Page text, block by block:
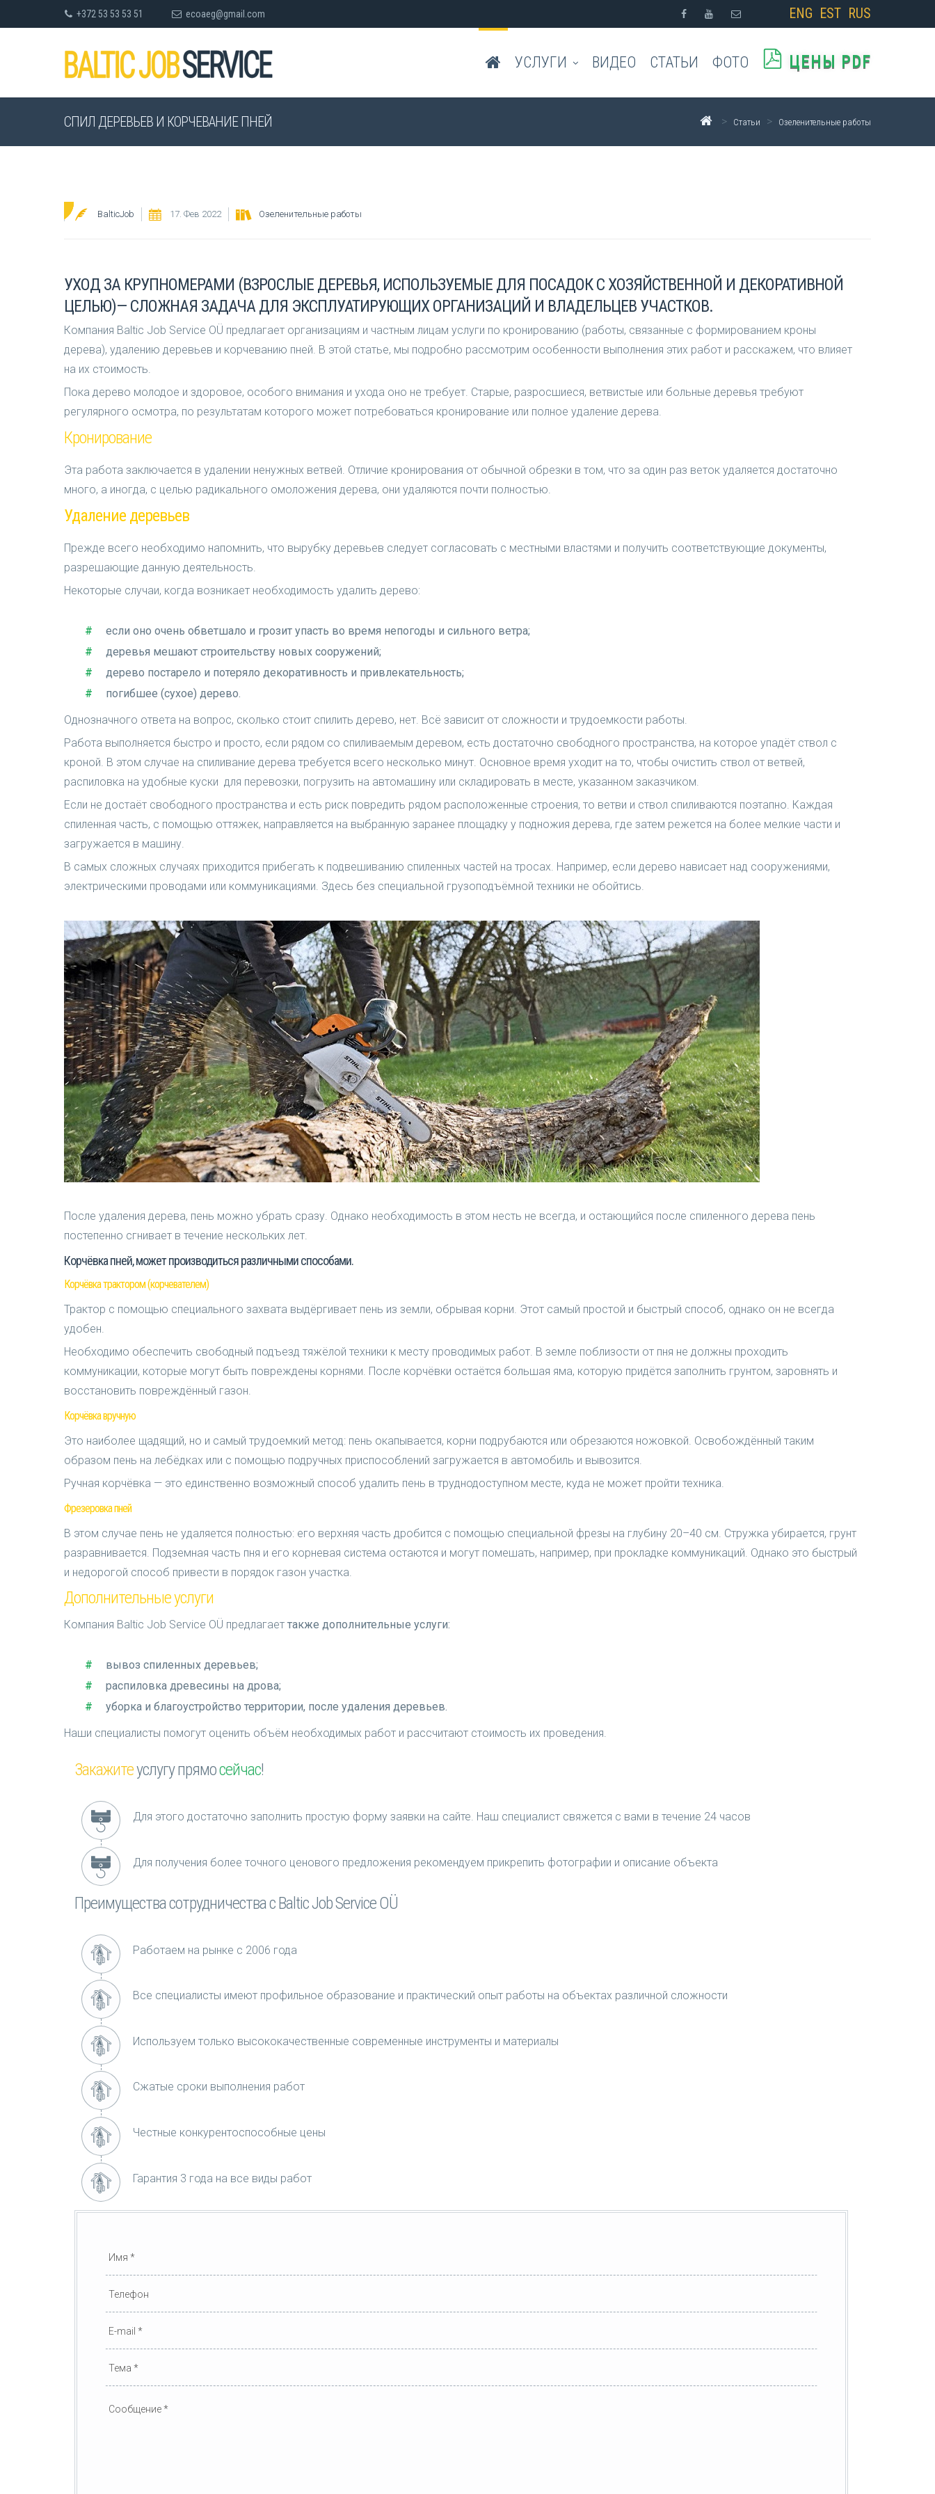
+372 53 53 53 51 ecoaeg@gmail.com RUS
EST
ENG
УСЛУГИ ВИДЕО СТАТЬИ ФОТО ЦЕНЫ PDF
СПИЛ ДЕРЕВЬЕВ И КОРЧЕВАНИЕ ПНЕЙ > Статьи > Озеленительные работы
BalticJob 17. Фев 2022 Озеленительные работы
УХОД ЗА КРУПНОМЕРАМИ (ВЗРОСЛЫЕ ДЕРЕВЬЯ, ИСПОЛЬЗУЕМЫЕ ДЛЯ ПОСАДОК С ХОЗЯЙСТВЕННОЙ И ДЕКОРАТИВНОЙ
ЦЕЛЬЮ)— СЛОЖНАЯ ЗАДАЧА ДЛЯ ЭКСПЛУАТИРУЮЩИХ ОРГАНИЗАЦИЙ И ВЛАДЕЛЬЦЕВ УЧАСТКОВ.
Компания Baltic Job Service OÜ предлагает организациям и частным лицам услуги по кронированию (работы, связанные с формированием кроны
дерева), удалению деревьев и корчеванию пней. В этой статье, мы подробно рассмотрим особенности выполнения этих работ и расскажем, что влияет
на их стоимость.
Пока дерево молодое и здоровое, особого внимания и ухода оно не требует. Старые, разросшиеся, ветвистые или больные деревья требуют
регулярного осмотра, по результатам которого может потребоваться кронирование или полное удаление дерева.
Кронирование
Эта работа заключается в удалении ненужных ветвей. Отличие кронирования от обычной обрезки в том, что за один раз веток удаляется достаточно
много, а иногда, с целью радикального омоложения дерева, они удаляются почти полностью.
Удаление деревьев
Прежде всего необходимо напомнить, что вырубку деревьев следует согласовать с местными властями и получить соответствующие документы,
разрешающие данную деятельность.
Некоторые случаи, когда возникает необходимость удалить дерево:
если оно очень обветшало и грозит упасть во время непогоды и сильного ветра;
деревья мешают строительству новых сооружений;
дерево постарело и потеряло декоративность и привлекательность;
погибшее (сухое) дерево.
Однозначного ответа на вопрос, сколько стоит спилить дерево, нет. Всё зависит от сложности и трудоемкости работы.
Работа выполняется быстро и просто, если рядом со спиливаемым деревом, есть достаточно свободного пространства, на которое упадёт ствол с
кроной. В этом случае на спиливание дерева требуется всего несколько минут. Основное время уходит на то, чтобы очистить ствол от ветвей,
распиловка на удобные куски для перевозки, погрузить на автомашину или складировать в месте, указанном заказчиком.
Если не достаёт свободного пространства и есть риск повредить рядом расположенные строения, то ветви и ствол спиливаются поэтапно. Каждая
спиленная часть, с помощью оттяжек, направляется на выбранную заранее площадку у подножия дерева, где затем режется на более мелкие части и
загружается в машину.
В самых сложных случаях приходится прибегать к подвешиванию спиленных частей на тросах. Например, если дерево нависает над сооружениями,
электрическими проводами или коммуникациями. Здесь без специальной грузоподъёмной техники не обойтись.
После удаления дерева, пень можно убрать сразу. Однако необходимость в этом несть не всегда, и остающийся после спиленного дерева пень
постепенно сгнивает в течение нескольких лет.
Корчёвка пней, может производиться различными способами.
Корчёвка трактором (корчевателем)
Трактор с помощью специального захвата выдёргивает пень из земли, обрывая корни. Этот самый простой и быстрый способ, однако он не всегда
удобен.
Необходимо обеспечить свободный подъезд тяжёлой техники к месту проводимых работ. В земле поблизости от пня не должны проходить
коммуникации, которые могут быть повреждены корнями. После корчёвки остаётся большая яма, которую придётся заполнить грунтом, заровнять и
восстановить повреждённый газон.
Корчёвка вручную
Это наиболее щадящий, но и самый трудоемкий метод: пень окапывается, корни подрубаются или обрезаются ножовкой. Освобождённый таким
образом пень на лебёдках или с помощью подручных приспособлений загружается в автомобиль и вывозится.
Ручная корчёвка — это единственно возможный способ удалить пень в труднодоступном месте, куда не может пройти техника.
Фрезеровка пней
В этом случае пень не удаляется полностью: его верхняя часть дробится с помощью специальной фрезы на глубину 20–40 см. Стружка убирается, грунт
разравнивается. Подземная часть пня и его корневая система остаются и могут помешать, например, при прокладке коммуникаций. Однако это быстрый
и недорогой способ привести в порядок газон участка.
Дополнительные услуги
Компания Baltic Job Service OÜ предлагает также дополнительные услуги:
вывоз спиленных деревьев;
распиловка древесины на дрова;
уборка и благоустройство территории, после удаления деревьев.
Наши специалисты помогут оценить объём необходимых работ и рассчитают стоимость их проведения.
Закажитеуслугу прямосейчас!
Для этого достаточно заполнить простую форму заявки на сайте. Наш специалист свяжется с вами в течение 24 часов
Для получения более точного ценового предложения рекомендуем прикрепить фотографии и описание объекта
Преимущества сотрудничества с Baltic Job Service OÜ
Работаем на рынке с 2006 года
Все специалисты имеют профильное образование и практический опыт работы на объектах различной сложности
Используем только высококачественные современные инструменты и материалы
Сжатые сроки выполнения работ
Честные конкурентоспособные цены
Гарантия 3 года на все виды работ